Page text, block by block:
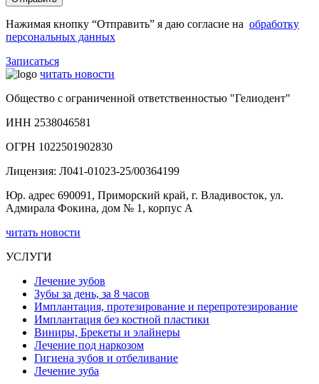
Нажимая кнопку “Отправить” я даю согласие на обработку
персональных данных
Записаться
читать новости
Общество с ограниченной ответственностью "Гелиодент"
ИНН 2538046581
ОГРН 1022501902830
Лицензия: Л041-01023-25/00364199
Юр. адрес 690091, Приморский край, г. Владивосток, ул.
Адмирала Фокина, дом № 1, корпус А
читать новости
УСЛУГИ
Лечение зубов
Зубы за день, за 8 часов
Имплантация, протезирование и перепротезирование
Имплантация без костной пластики
Виниры, Брекеты и элайнеры
Лечение под наркозом
Гигиена зубов и отбеливание
Лечение зуба